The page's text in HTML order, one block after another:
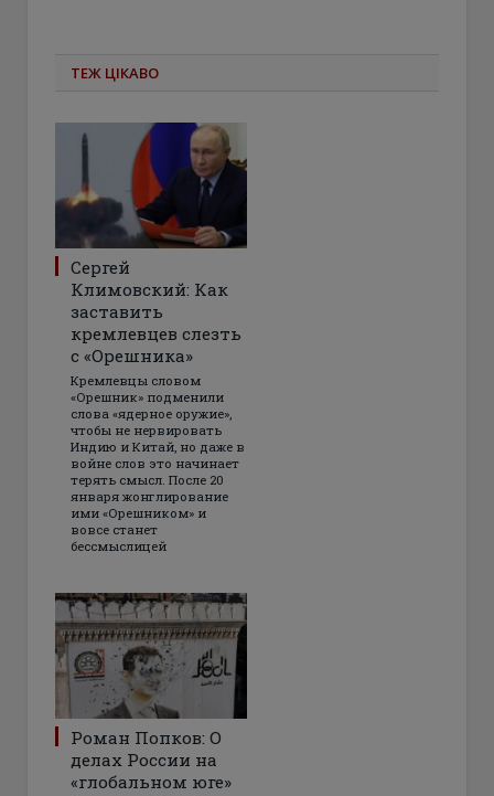
ТЕЖ ЦІКАВО
Сергей
Климовский: Как
заставить
кремлевцев слезть
с «Орешника»
Кремлевцы словом
«Орешник» подменили
слова «ядерное оружие»,
чтобы не нервировать
Индию и Китай, но даже в
войне слов это начинает
терять смысл. После 20
января жонглирование
ими «Орешником» и
вовсе станет
бессмыслицей
Роман Попков: О
делах России на
«глобальном юге»